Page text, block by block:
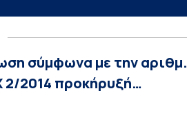
σύμφωνα με την αριθμ.
2/2014 προκήρυξή…